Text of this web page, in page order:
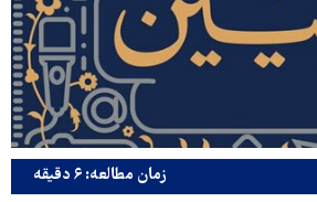
زمان مطالعه: ۶ دقیقه